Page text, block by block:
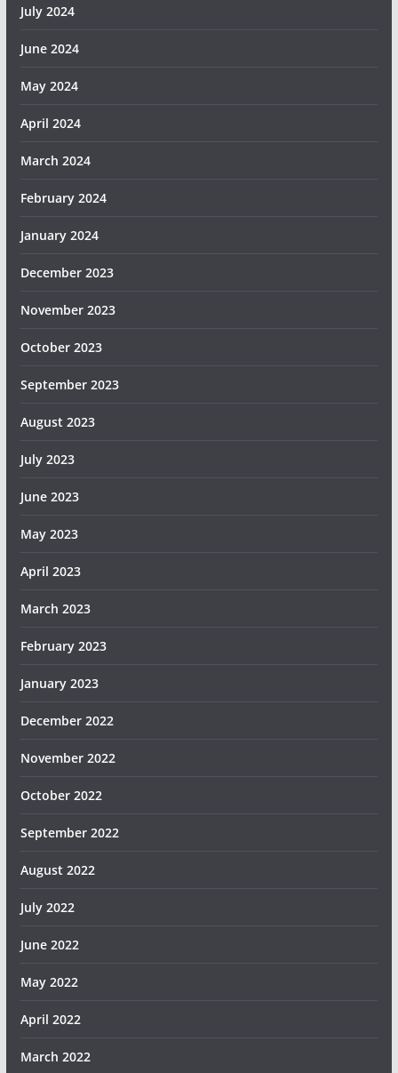
July 2024
June 2024
May 2024
April 2024
March 2024
February 2024
January 2024
December 2023
November 2023
October 2023
September 2023
August 2023
July 2023
June 2023
May 2023
April 2023
March 2023
February 2023
January 2023
December 2022
November 2022
October 2022
September 2022
August 2022
July 2022
June 2022
May 2022
April 2022
March 2022